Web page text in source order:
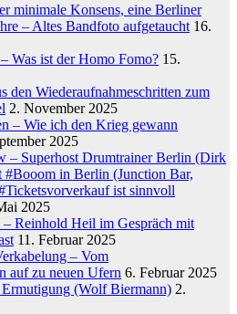
minimale Konsens, eine Berliner
– Altes Bandfoto aufgetaucht 16.
Was ist der Homo Fomo? 15.
den Wiederaufnahmeschritten zum
2. November 2025
– Wie ich den Krieg gewann
2025
– Superhost Drumtrainer Berlin (Dirk
#Booom in Berlin (Junction Bar,
ist sinnvoll
2025
Reinhold Heil im Gespräch mit
11. Februar 2025
– Vom
auf zu neuen Ufern 6. Februar 2025
(Wolf Biermann) 2.